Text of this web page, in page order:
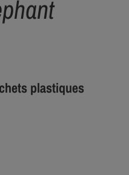
plastiques